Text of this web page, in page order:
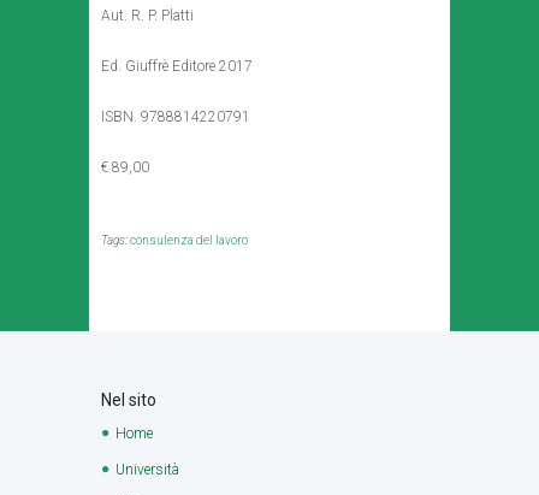
Aut. R. P. Platti
Ed. Giuffrè Editore 2017
ISBN. 9788814220791
€ 89,00
Tags:consulenza del lavoro
Nel sito
Home
Università